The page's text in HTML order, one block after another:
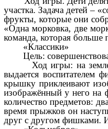
участка. Задача детей –
фрукты, которые они
«Одна морковка, две
команда, которая больше
«Классики»
Цель:
Ход игры: на земле
выдается воспитателем
крышку приклеивают
изображённый у него на
количество предметов:
время прыжков он
друг с другом фишками.